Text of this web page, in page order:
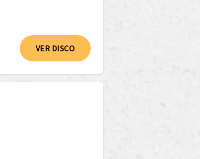
VER DISCO